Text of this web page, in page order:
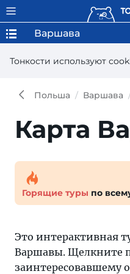
Тонкости используют
Варшава
Польша Варшава
Карта
Горящие туры по
Это интерактивная
Варшавы. Щелкните
заинтересовавшему